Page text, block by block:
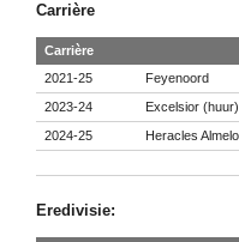
Carrière
Carrière
2021-25
Feyenoord
2023-24
Excelsior (huur)
2024-25
Heracles Almelo
Eredivisie: